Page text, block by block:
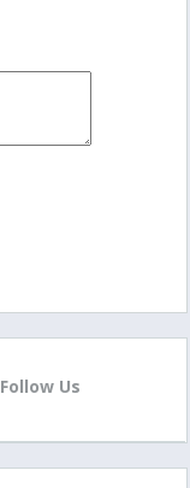
Follow Us